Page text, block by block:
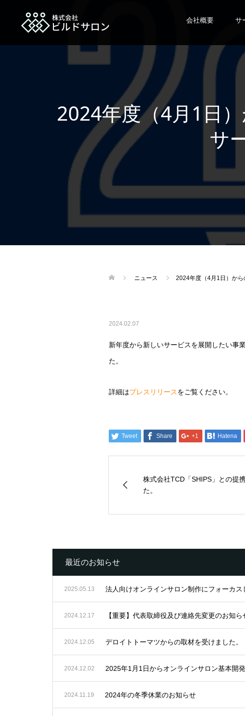
会社概要 サ
2024年度（4月1日
サ
ニュース 2024年度（4月1日）から
2024.02.07
新年度から新しいサービスを展開したい事
た。
詳細はプレスリリースをご覧ください。
Tweet Share +1 Hatena
株式会社TCD「SHIPS」との提
た。
最近のお知らせ
2025.05.13 法人向けオンラインサロン制作にフォーカス
2024.12.17 【重要】代表取締役及び連絡先変更のお知ら
2024.12.05 デロイトトーマツからの取材を受けました。
2024.12.02 2025年1月1日からオンラインサロン基本開
2024.11.19 2024年の冬季休業のお知らせ